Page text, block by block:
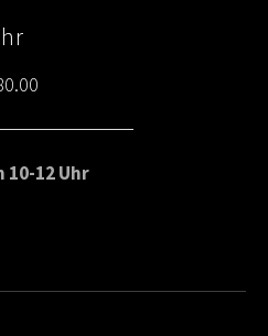
range:
€65.00
10-12 Uhr